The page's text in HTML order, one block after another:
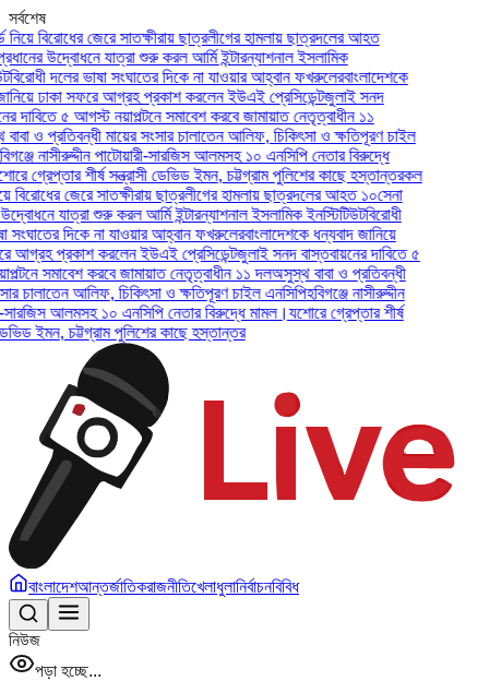
সর্বশেষ
বিরোধের জেরে সাতক্ষীরায় ছাত্রলীগের হামলায় ছাত্রদলের আহত
উদ্বোধনে যাত্রা শুরু করল আর্মি ইন্টারন্যাশনাল ইসলামিক
দলের ভাষা সংঘাতের দিকে না যাওয়ার আহ্বান ফখরুলেরবাংলাদেশকে
ঢাকা সফরে আগ্রহ প্রকাশ করলেন ইউএই প্রেসিডেন্টজুলাই সনদ
৫ আগস্ট নয়াপল্টনে সমাবেশ করবে জামায়াত নেতৃত্বাধীন ১১
প্রতিবন্ধী মায়ের সংসার চালাতেন আলিফ, চিকিৎসা ও ক্ষতিপূরণ চাইল
নাসীরুদ্দীন পাটোয়ারী-সারজিস আলমসহ ১০ এনসিপি নেতার বিরুদ্ধে
শীর্ষ সন্ত্রাসী ডেভিড ইমন, চট্টগ্রাম পুলিশের কাছে হস্তান্তরকল
জেরে সাতক্ষীরায় ছাত্রলীগের হামলায় ছাত্রদলের আহত ১০সেনা
যাত্রা শুরু করল আর্মি ইন্টারন্যাশনাল ইসলামিক ইনস্টিটিউটবিরোধী
দিকে না যাওয়ার আহ্বান ফখরুলেরবাংলাদেশকে ধন্যবাদ জানিয়ে
প্রকাশ করলেন ইউএই প্রেসিডেন্টজুলাই সনদ বাস্তবায়নের দাবিতে ৫
সমাবেশ করবে জামায়াত নেতৃত্বাধীন ১১ দলঅসুস্থ বাবা ও প্রতিবন্ধী
আলিফ, চিকিৎসা ও ক্ষতিপূরণ চাইল এনসিপিহবিগঞ্জে নাসীরুদ্দীন
আলমসহ ১০ এনসিপি নেতার বিরুদ্ধে মামল।যশোরে গ্রেপ্তার শীর্ষ
ইমন, চট্টগ্রাম পুলিশের কাছে হস্তান্তর
বাংলাদেশআন্তর্জাতিকরাজনীতিখেলাধুলানির্বাচনবিবিধ
নিউজ
পড়া হচ্ছে...